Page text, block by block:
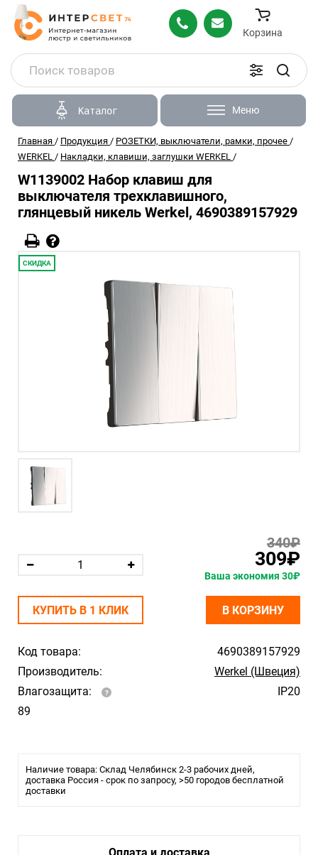
Корзина
Каталог Меню
Главная / Продукция / РОЗЕТКИ, выключатели, рамки, прочее /
WERKEL / Накладки, клавиши, заглушки WERKEL /
W1139002 Набор клавиш для
выключателя трехклавишного,
глянцевый никель Werkel, 4690389157929
СКИДКА
Код товара:
4690389157929
Производитель:
Werkel (Швеция)
Влагозащита:
IP20
89
Наличие товара: Склад Челябинск 2-3 рабочих дней,
доставка Россия - срок по запросу, >50 городов бесплатной
доставки
340₽
309₽
Ваша экономия 30₽
КУПИТЬ В 1 КЛИК В КОРЗИНУ